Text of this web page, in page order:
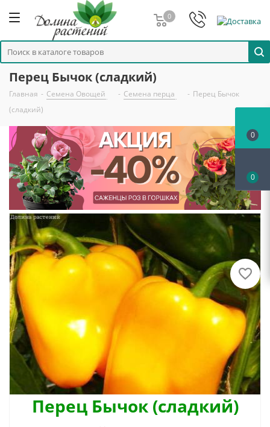
0
Перец Бычок (сладкий)
Главная - Семена Овощей - Семена перца - Перец Бычок
(сладкий)
Перец Бычок (сладкий)
0
0